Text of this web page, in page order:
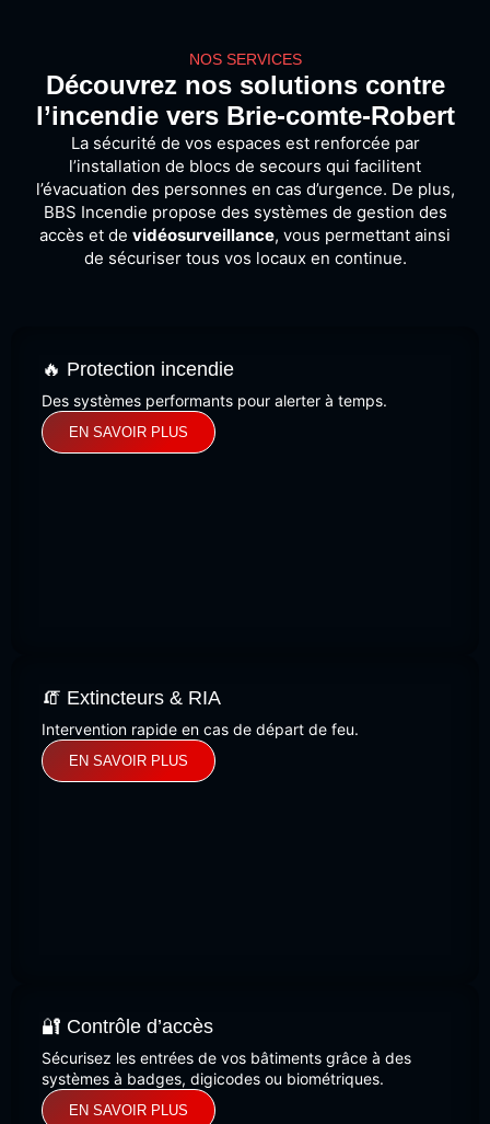
NOS SERVICES
Découvrez nos solutions contre
l’incendie vers Brie-comte-Robert
La sécurité de vos espaces est renforcée par
l’installation de blocs de secours qui facilitent
l’évacuation des personnes en cas d’urgence. De plus,
BBS Incendie propose des systèmes de gestion des
accès et de vidéosurveillance, vous permettant ainsi
de sécuriser tous vos locaux en continue.
🔥 Protection incendie
Des systèmes performants pour alerter à temps.
EN SAVOIR PLUS
🧯 Extincteurs & RIA
Intervention rapide en cas de départ de feu.
EN SAVOIR PLUS
🔐 Contrôle d’accès
Sécurisez les entrées de vos bâtiments grâce à des
systèmes à badges, digicodes ou biométriques.
EN SAVOIR PLUS